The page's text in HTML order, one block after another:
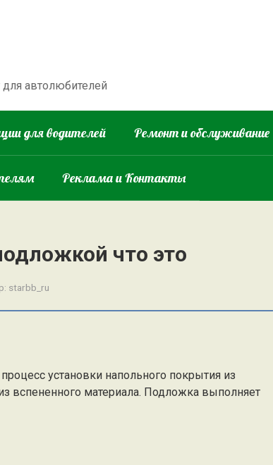
для автолюбителей
для водителей Ремонт и обслуживание
Реклама и Контакты
что это
starbb_ru
установки напольного покрытия из
вспененного материала. Подложка выполняет